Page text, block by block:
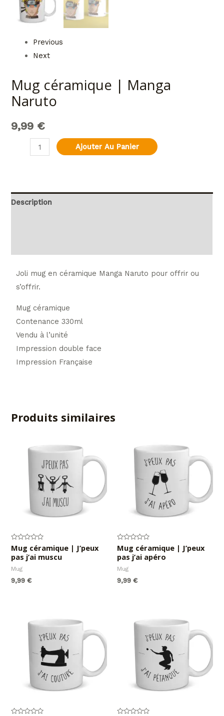
Previous
Next
Mug céramique | Manga
Naruto
9,99 €
Ajouter Au Panier
Description
Joli mug en céramique Manga Naruto pour offrir ou
s’offrir.
Mug céramique
Contenance 330ml
Vendu à l’unité
Impression double face
Impression Française
Produits similaires
Note
0
sur
Mug céramique | J’peux
pas j’ai muscu
Mug
9,99€
Note
0
sur
Mug céramique | J’peux
pas j’ai apéro
Mug
9,99 €